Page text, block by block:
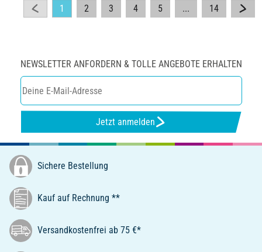
1 2 3 4 5 ... 14
NEWSLETTER ANFORDERN & TOLLE ANGEBOTE ERHALTEN
Jetzt anmelden
Sichere Bestellung
Kauf auf Rechnung **
Versandkostenfrei ab 75 €*